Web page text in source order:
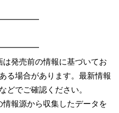
発売前の情報に基づいてお
る場合があります。最新情報
どでご確認ください。
報源から収集したデータを